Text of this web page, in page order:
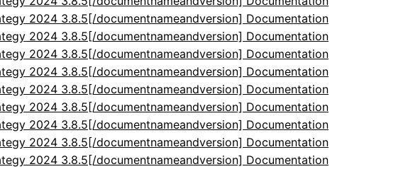
2024 3.8.5[/documentnameandversion] Documentation
2024 3.8.5[/documentnameandversion] Documentation
2024 3.8.5[/documentnameandversion] Documentation
2024 3.8.5[/documentnameandversion] Documentation
2024 3.8.5[/documentnameandversion] Documentation
2024 3.8.5[/documentnameandversion] Documentation
2024 3.8.5[/documentnameandversion] Documentation
2024 3.8.5[/documentnameandversion] Documentation
2024 3.8.5[/documentnameandversion] Documentation